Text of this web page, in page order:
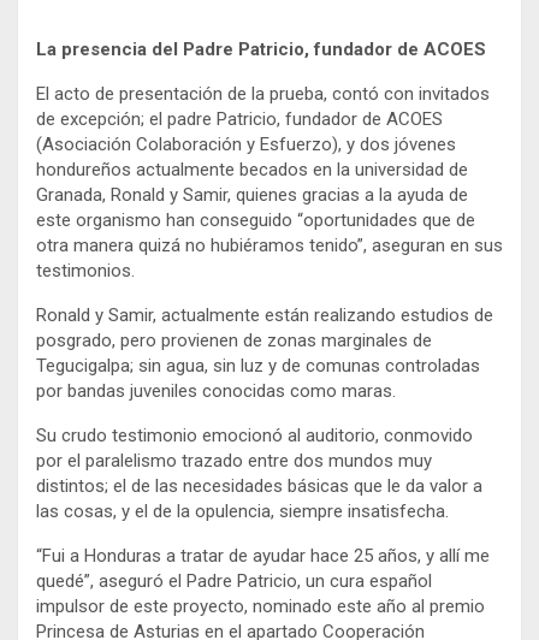
La presencia del Padre Patricio, fundador de ACOES
El acto de presentación de la prueba, contó con invitados
de excepción; el padre Patricio, fundador de ACOES
(Asociación Colaboración y Esfuerzo), y dos jóvenes
hondureños actualmente becados en la universidad de
Granada, Ronald y Samir, quienes gracias a la ayuda de
este organismo han conseguido “oportunidades que de
otra manera quizá no hubiéramos tenido”, aseguran en sus
testimonios.
Ronald y Samir, actualmente están realizando estudios de
posgrado, pero provienen de zonas marginales de
Tegucigalpa; sin agua, sin luz y de comunas controladas
por bandas juveniles conocidas como maras.
Su crudo testimonio emocionó al auditorio, conmovido
por el paralelismo trazado entre dos mundos muy
distintos; el de las necesidades básicas que le da valor a
las cosas, y el de la opulencia, siempre insatisfecha.
“Fui a Honduras a tratar de ayudar hace 25 años, y allí me
quedé”, aseguró el Padre Patricio, un cura español
impulsor de este proyecto, nominado este año al premio
Princesa de Asturias en el apartado Cooperación